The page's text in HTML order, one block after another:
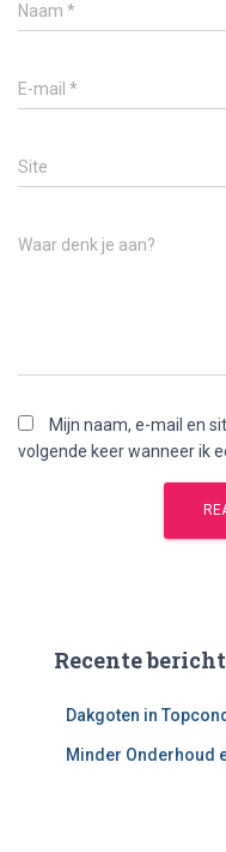
Naam *
E-mail *
Site
Waar denk je aan?
Mijn naam, e-mail en
volgende keer wanneer ik
Recente
Dakgoten in
Minder Onderhoud